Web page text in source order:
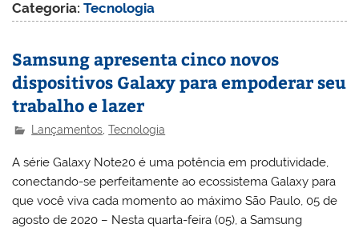
Categoria:Tecnologia
Samsung apresenta cinco novos
dispositivos Galaxy para empoderar seu
trabalho e lazer
Lançamentos ,Tecnologia
A série Galaxy Note20 é uma potência em produtividade,
conectando-se perfeitamente ao ecossistema Galaxy para
que você viva cada momento ao máximo São Paulo, 05 de
agosto de 2020 – Nesta quarta-feira (05), a Samsung